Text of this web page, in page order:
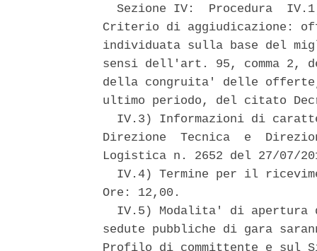
Sezione IV:  Procedura
Criterio di aggiudicazione:
individuata sulla base del
sensi dell'art. 95, comma 2,
della congruita' delle
ultimo periodo, del citato
IV.3) Informazioni di
Direzione  Tecnica  e
Logistica n. 2652 del 27/07/
IV.4) Termine per il
Ore: 12,00.
IV.5) Modalita' di apertura
sedute pubbliche di gara
Profilo di committente e sul